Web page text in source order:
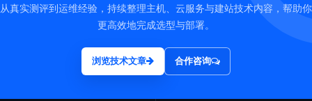
从真实测评到运维经验，持续整理主机、云服务与建站技术内容，帮助你
更高效地完成选型与部署。
浏览技术文章 合作咨询